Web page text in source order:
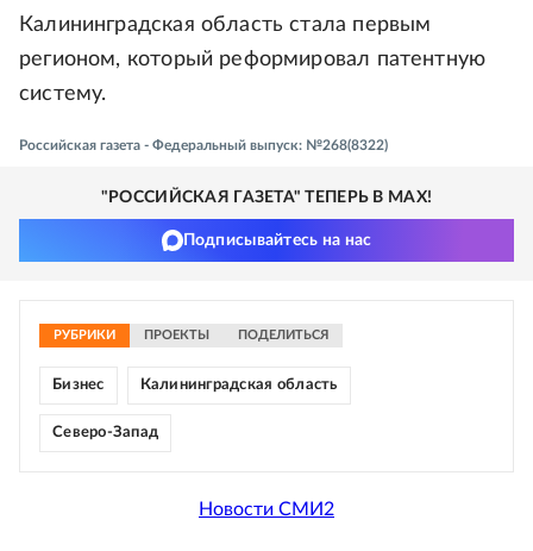
Калининградская область стала первым
регионом, который реформировал патентную
систему.
Российская газета - Федеральный выпуск: №268(8322)
"РОССИЙСКАЯ ГАЗЕТА" ТЕПЕРЬ В MAX!
Подписывайтесь на нас
РУБРИКИ ПРОЕКТЫ ПОДЕЛИТЬСЯ
Бизнес Калининградская область
Северо-Запад
Новости СМИ2